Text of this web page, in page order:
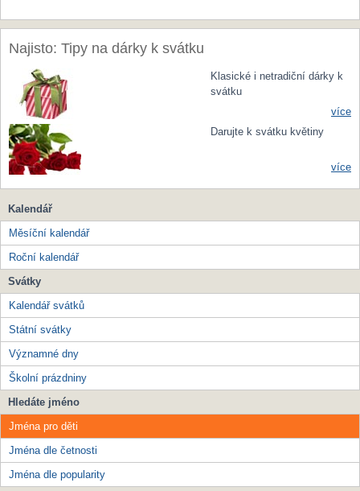
Najisto: Tipy na dárky k svátku
Klasické i netradiční dárky k
svátku
více
Darujte k svátku květiny
více
Kalendář
Měsíční kalendář
Roční kalendář
Svátky
Kalendář svátků
Státní svátky
Významné dny
Školní prázdniny
Hledáte jméno
Jména pro děti
Jména dle četnosti
Jména dle popularity